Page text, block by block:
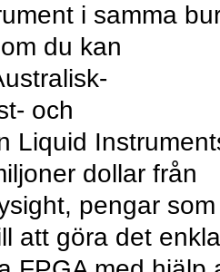
i samma
du kan
och
Liquid
dollar från
pengar som
att göra det